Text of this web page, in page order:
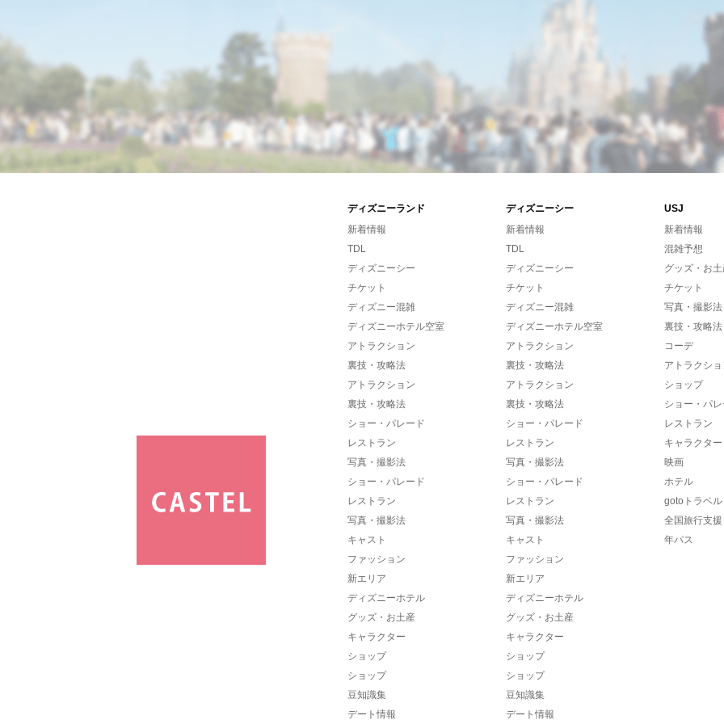
ディズニーランド ディズニーシー
USJ
新着情報
TDL
ディズニーシー
チケット
ディズニー混雑
ディズニーホテル空室
アトラクション
裏技・攻略法
アトラクション
裏技・攻略法
ショー・パレード
レストラン
写真・撮影法
ショー・パレード
レストラン
写真・撮影法
キャスト
ファッション
新エリア
ディズニーホテル
グッズ・お土産
キャラクター
ショップ
ショップ
豆知識集
デート情報
新着情報
TDL
ディズニーシー
チケット
ディズニー混雑
ディズニーホテル空室
アトラクション
裏技・攻略法
アトラクション
裏技・攻略法
ショー・パレード
レストラン
写真・撮影法
ショー・パレード
レストラン
写真・撮影法
キャスト
ファッション
新エリア
ディズニーホテル
グッズ・お土産
キャラクター
ショップ
ショップ
豆知識集
デート情報
新着情報
混雑予想
グッズ・お
チケット
写真・撮影法
裏技・攻略法
コーデ
アトラクシ
ショップ
ショー・パ
レストラン
キャラクター
映画
ホテル
gotoトラベル
全国旅行支援
年パス